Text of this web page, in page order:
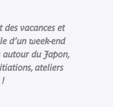
des vacances et
d’un week-end
autour du Japon,
ateliers
!